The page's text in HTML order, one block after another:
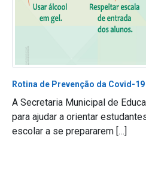
Rotina de Prevenção da Covid-
A Secretaria Municipal de
para ajudar a orientar
escolar a se prepararem […]